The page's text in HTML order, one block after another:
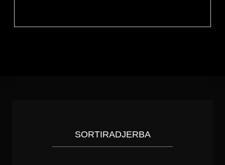
SORTIRADJERBA